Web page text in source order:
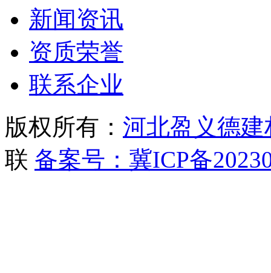
新闻资讯
资质荣誉
联系企业
版权所有： 河北盈义德
联 备案号：冀ICP备